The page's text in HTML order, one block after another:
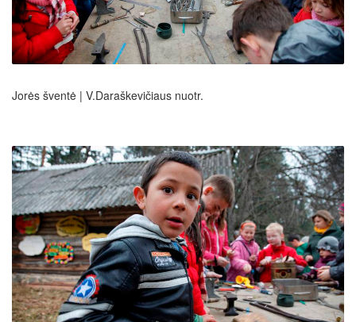
Jorės šventė | V.Daraškevičiaus nuotr.